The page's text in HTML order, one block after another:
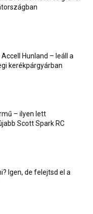
Hunland – leáll a
kerékpárgyárban
– ilyen lett
Scott Spark RC
Igen, de felejtsd el a